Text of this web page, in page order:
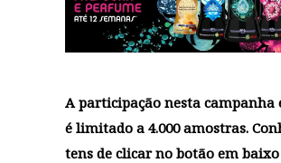
A participação nesta campanha
é limitado a 4.000 amostras.
tens de clicar no botão em